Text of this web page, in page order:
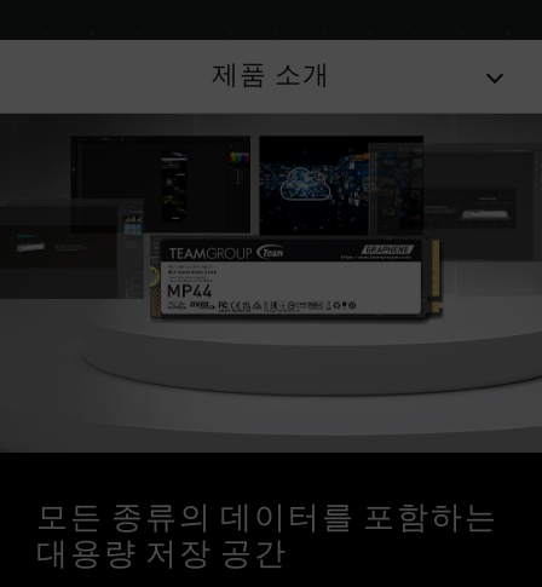
제품 소개
모든 종류의 데이터를 포함하는
대용량 저장 공간